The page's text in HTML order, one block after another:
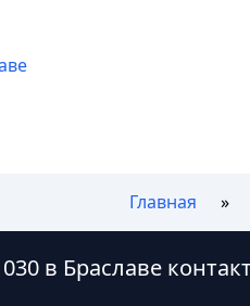
Главная
в Браславе